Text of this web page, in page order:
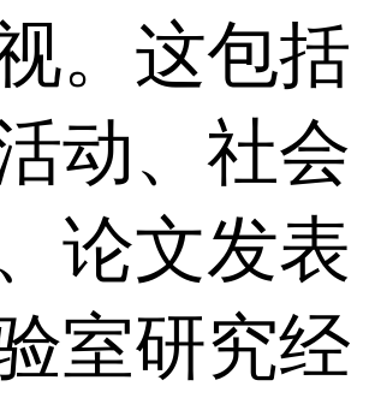
。这包括
动、社会
论文发表
室研究经